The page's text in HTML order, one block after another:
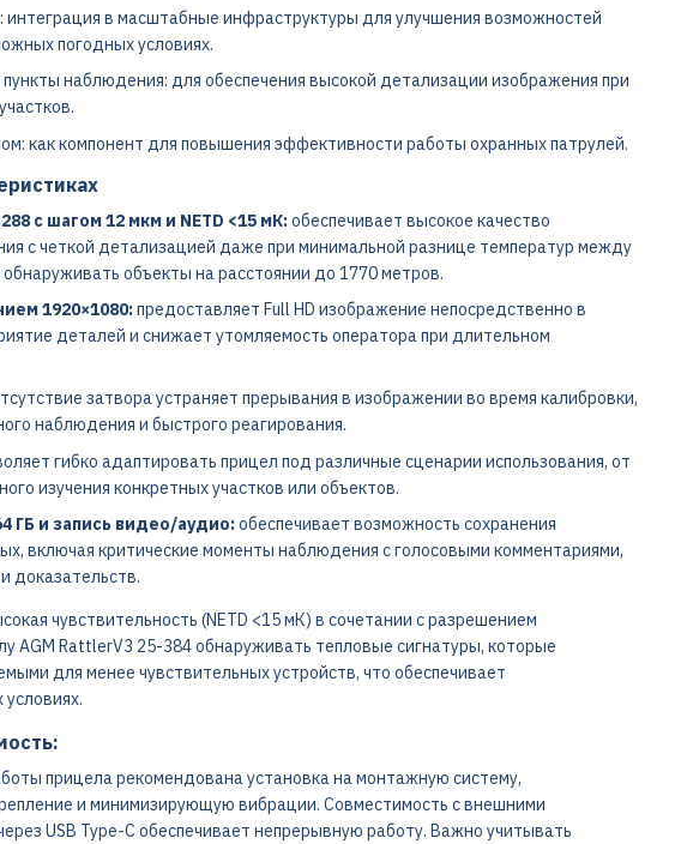
в масштабные инфраструктуры для улучшения возможностей
погодных условиях.
наблюдения: для обеспечения высокой детализации изображения при
как компонент для повышения эффективности работы охранных патрулей.
с шагом 12 мкм и NETD <15 мК:обеспечивает высокое качество
с четкой детализацией даже при минимальной разнице температур между
объекты на расстоянии до 1770 метров.
1920×1080:предоставляет Full HD изображение непосредственно в
деталей и снижает утомляемость оператора при длительном
затвора устраняет прерывания в изображении во время калибровки,
наблюдения и быстрого реагирования.
гибко адаптировать прицел под различные сценарии использования, от
изучения конкретных участков или объектов.
ГБ и запись видео/аудио:обеспечивает возможность сохранения
включая критические моменты наблюдения с голосовыми комментариями,
доказательств.
чувствительность (NETD <15 мК) в сочетании с разрешением
AGM RattlerV3 25-384 обнаруживать тепловые сигнатуры, которые
для менее чувствительных устройств, что обеспечивает
прицела рекомендована установка на монтажную систему,
и минимизирующую вибрации. Совместимость с внешними
USB Type-C обеспечивает непрерывную работу. Важно учитывать